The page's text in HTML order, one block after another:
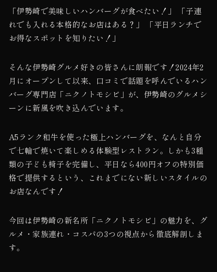
「伊勢崎で美味しいハンバーグが食べたい！」 「子連
れでも入れる本格的なお店はある？」 「平日ランチで
お得なスポットを知りたい！」
そんな伊勢崎グルメ好きの皆さんに朗報です！2024年2
月にオープンして以来、口コミで話題を呼んでいるハン
バーグ専門店「ニクノトモシビ」が、伊勢崎のグルメシ
ーンに新風を吹き込んでいます。
A5ランク和牛を使った極上ハンバーグを、なんと自分
で七輪で焼いて楽しめる体験型レストラン。しかも3種
類の子ども椅子を完備し、平日なら400円オフの特別価
格で提供するという、これまでにない新しいスタイルの
お店なんです！
今回は伊勢崎の新名所「ニクノトモシビ」の魅力を、グ
ルメ・家族連れ・コスパの3つの視点から徹底解剖しま
す。